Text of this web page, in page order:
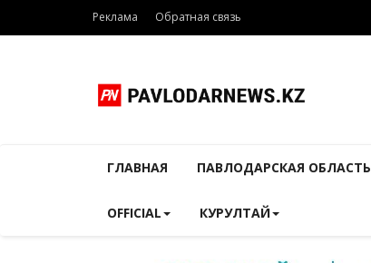
Реклама Обратная связь
ГЛАВНАЯ ПАВЛОДАРСКАЯ ОБЛАСТЬ
OFFICIAL КУРУЛТАЙ